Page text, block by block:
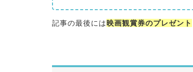
記事の最後には映画観賞券のプレゼント